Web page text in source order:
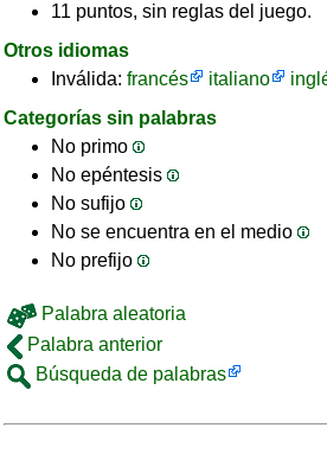
11 puntos, sin reglas del juego.
Otros idiomas
Inválida: francés italiano
Categorías sin palabras
No primo
No epéntesis
No sufijo
No se encuentra en el medio
No prefijo
Palabra aleatoria
Palabra anterior
Búsqueda de palabras